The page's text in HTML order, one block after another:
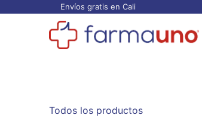
Envíos gratis en Cali
Todos los productos